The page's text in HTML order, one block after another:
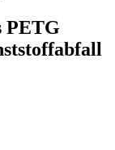
PETG